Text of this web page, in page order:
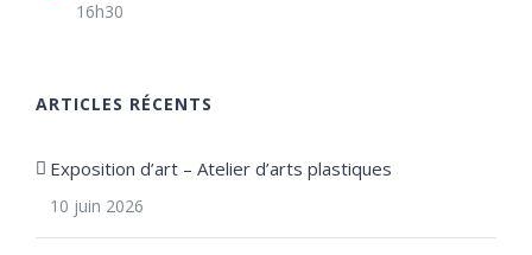
16h30
ARTICLES RÉCENTS
Exposition d’art – Atelier d’arts plastiques
10 juin 2026